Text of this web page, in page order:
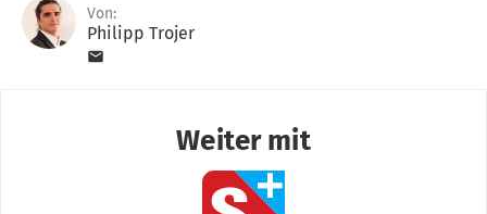
Von:
Philipp Trojer